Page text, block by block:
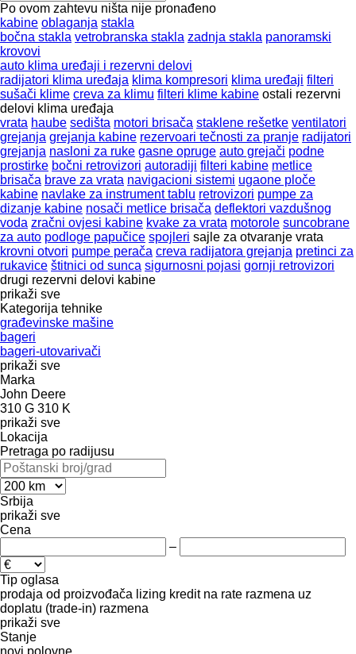
Po ovom zahtevu ništa nije pronađeno
kabine oblaganja stakla
bočna stakla vetrobranska stakla zadnja stakla panoramski
krovovi
auto klima uređaji i rezervni delovi
radijatori klima uređaja klima kompresori klima uređaji filteri
sušači klime creva za klimu filteri klime kabine ostali rezervni
delovi klima uređaja
vrata haube sedišta motori brisača staklene rešetke ventilatori
grejanja grejanja kabine rezervoari tečnosti za pranje radijatori
grejanja nasloni za ruke gasne opruge auto grejači podne
prostirke bočni retrovizori autoradiji filteri kabine metlice
brisača brave za vrata navigacioni sistemi ugaone ploče
kabine navlake za instrument tablu retrovizori pumpe za
dizanje kabine nosači metlice brisača deflektori vazdušnog
voda zračni ovjesi kabine kvake za vrata motorole suncobrane
za auto podloge papučice spojleri sajle za otvaranje vrata
krovni otvori pumpe perača creva radijatora grejanja pretinci za
rukavice štitnici od sunca sigurnosni pojasi gornji retrovizori
drugi rezervni delovi kabine
prikaži sve
Kategorija tehnike
građevinske mašine
bageri
bageri-utovarivači
prikaži sve
Marka
John Deere
310 G 310 K
prikaži sve
Lokacija
Pretraga po radijusu
Srbija
prikaži sve
Cena
–
Tip oglasa
prodaja od proizvođača lizing kredit na rate razmena uz
doplatu (trade-in) razmena
prikaži sve
Stanje
novi polovne